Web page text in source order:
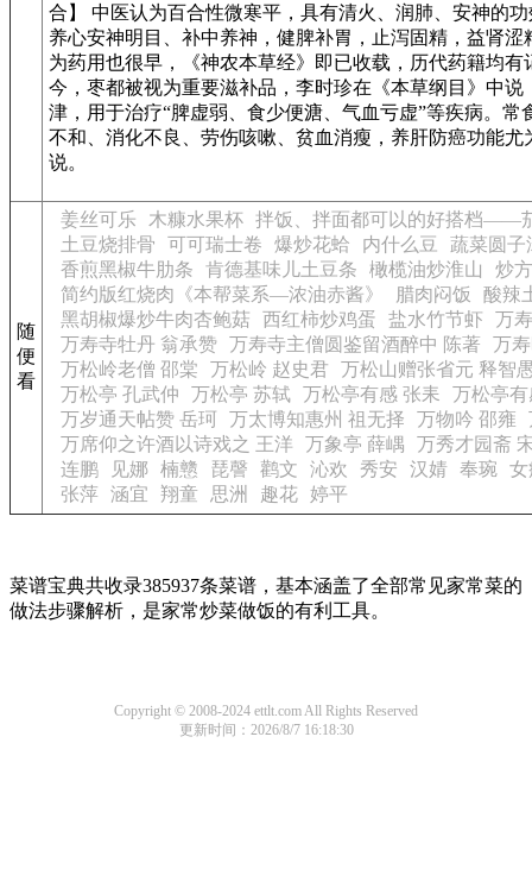
合】 中医认为百合性微寒平，具有清火、润肺、安神的
养心安神明目、补中养神，健脾补胃，止泻固精，益肾
为药用也很早，《神农本草经》即已收载，历代药籍均
今，枣都被视为重要滋补品，李时珍在《本草纲目》中
津，用于治疗“脾虚弱、食少便溏、气血亏虚”等疾病。
不和、消化不良、劳伤咳嗽、贫血消瘦，养肝防癌功能
说。
随
便
看
姜丝可乐 木糠水果杯 拌饭、拌面都可以的好搭档——
土豆烧排骨
可可瑞士卷 爆炒花蛤 内什么豆
蔬菜圆子
香煎黑椒牛肋条
肯德基味儿土豆条 橄榄油炒淮山
炒
简约版红烧肉《本帮菜系—浓油赤酱》
腊肉闷饭
酸辣
黑胡椒爆炒牛肉杏鲍菇
西红柿炒鸡蛋 盐水竹节虾
万
万寿寺牡丹 翁承赞 万寿寺主僧圆鉴留酒醉中 陈著
万
万松岭老僧 邵棠
万松岭 赵史君
万松山赠张省元 释智
万松亭 孔武仲
万松亭 苏轼 万松亭有感 张耒
万松亭
万岁通天帖赞 岳珂
万太博知惠州 祖无择 万物吟 邵雍
万席仰之许酒以诗戏之 王洋
万象亭 薛嵎
万秀才园斋
连鹏
见娜 楠戆 琵謦 鹳文 沁欢 秀安 汉婧 奉琬 女
张萍
涵宜 翔童 思洲 趣花 婷平
菜谱宝典共收录385937条菜谱，基本涵盖了全部常见家常菜的
做法步骤解析，是家常炒菜做饭的有利工具。
Copyright © 2008-2024 ettlt.com All Rights Reserved
更新时间：2026/8/7 16:18:30